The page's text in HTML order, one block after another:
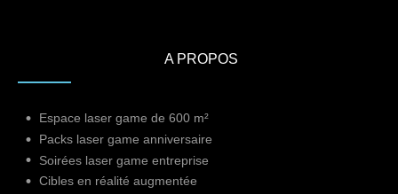
A PROPOS
Espace laser game de 600 m²
Packs laser game anniversaire
Soirées laser game entreprise
Cibles en réalité augmentée